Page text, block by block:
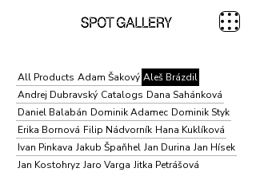
All Products Adam Šakový Aleš Brázdil
Andrej Dubravský Catalogs Dana Sahánková
Daniel Balabán Dominik Adamec Dominik Styk
Erika Bornová Filip Nádvorník Hana Kuklíková
Ivan Pinkava Jakub Špaňhel Jan Durina Jan Hísek
Jan Kostohryz Jaro Varga Jitka Petrášová